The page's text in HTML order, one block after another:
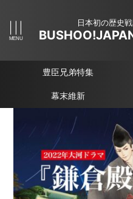
日本初の歴史
豊臣兄弟特集
幕末維新